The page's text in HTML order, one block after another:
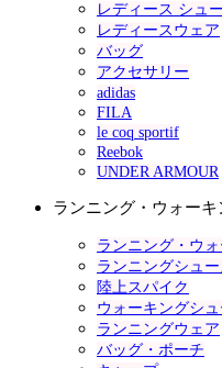
レディース シュ
レディースウェア
バッグ
アクセサリー
adidas
FILA
le coq sportif
Reebok
UNDER ARMOUR
ランニング・ウォーキ
ランニング・ウ
ランニングシュ
陸上スパイク
ウォーキングシ
ランニングウェア
バッグ・ポーチ